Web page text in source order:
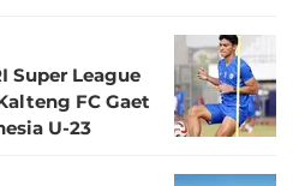
Super League
FC Gaet
U-23